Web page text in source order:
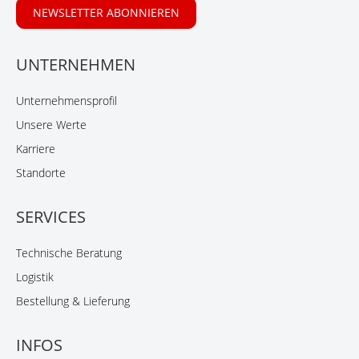
NEWSLETTER ABONNIEREN
UNTERNEHMEN
Unternehmensprofil
Unsere Werte
Karriere
Standorte
SERVICES
Technische Beratung
Logistik
Bestellung & Lieferung
INFOS